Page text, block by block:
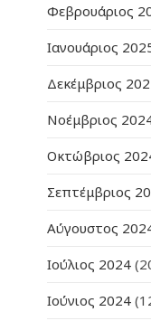
Φεβρουάριος
Ιανουάριος
Δεκέμβριος
Νοέμβριος
Οκτώβριος
Σεπτέμβριος
Αύγουστος
Ιούλιος 2024
Ιούνιος 2024